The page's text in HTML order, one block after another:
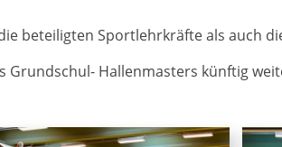
beteiligten Sportlehrkräfte als auch
Grundschul- Hallenmasters künftig